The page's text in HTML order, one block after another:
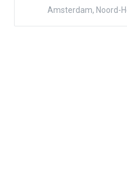
Amsterdam, Noord-